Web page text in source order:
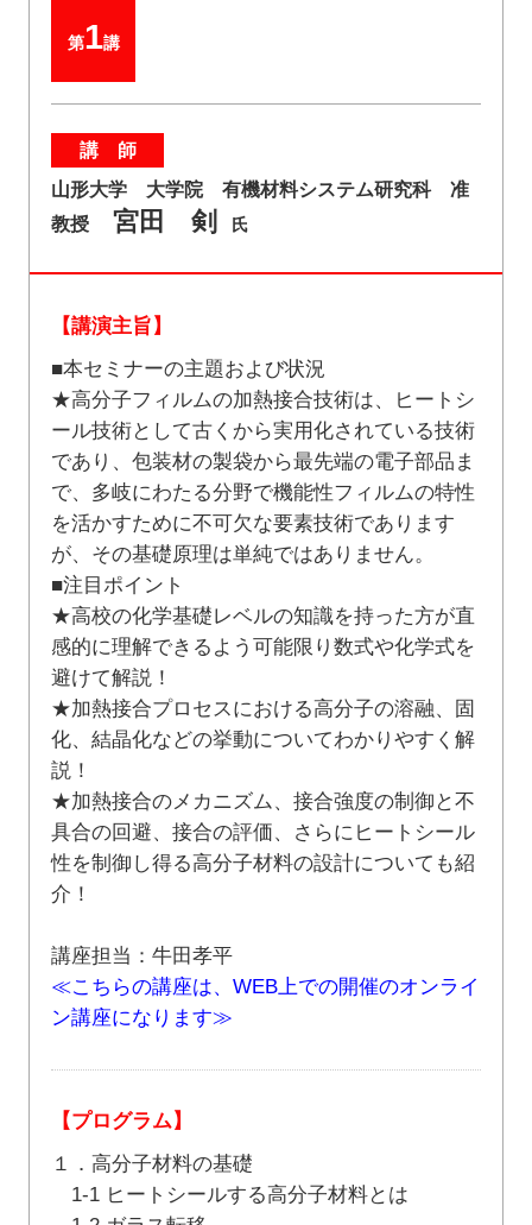
第1講
講 師
山形大学 大学院 有機材料システム研究科 准
教授
宮田 剣 氏
【講演主旨】
■本セミナーの主題および状況
★高分子フィルムの加熱接合技術は、ヒートシ
ール技術として古くから実用化されている技術
であり、包装材の製袋から最先端の電子部品ま
で、多岐にわたる分野で機能性フィルムの特性
を活かすために不可欠な要素技術であります
が、その基礎原理は単純ではありません。
■注目ポイント
★高校の化学基礎レベルの知識を持った方が直
感的に理解できるよう可能限り数式や化学式を
避けて解説！
★加熱接合プロセスにおける高分子の溶融、固
化、結晶化などの挙動についてわかりやすく解
説！
★加熱接合のメカニズム、接合強度の制御と不
具合の回避、接合の評価、さらにヒートシール
性を制御し得る高分子材料の設計についても紹
介！
講座担当：牛田孝平
≪こちらの講座は、WEB上での開催のオンライ
ン講座になります≫
【プログラム】
１．高分子材料の基礎
1-1 ヒートシールする高分子材料とは